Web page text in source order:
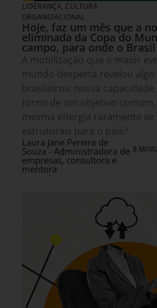
LIDERANÇA, CULTURA
ORGANIZACIONAL
Hoje, faz um mês que a
eliminada da Copa do
campo, para onde o Brasil
A mobilização que o maior
mundo desperta revelou
brasileiros: nossa
torno de um objetivo comum.
mesma energia raramente
estruturais para o país?
Laura Jane Pereira de
Souza - Administradora de
empresas, consultora e
mentora
8